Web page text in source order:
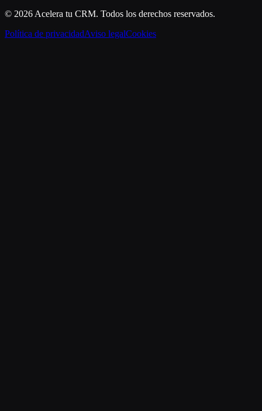
© 2026 Acelera tu CRM. Todos los derechos reservados.
Política de privacidadAviso legalCookies